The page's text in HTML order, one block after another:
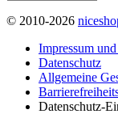
© 2010-2026
Impressum
Datenschutz
Allgemeine
Datenschutz-